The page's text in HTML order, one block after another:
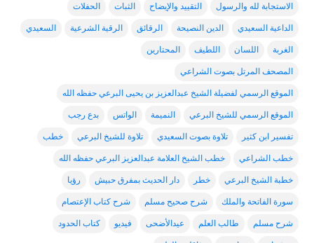
الاستجابة لله والرسول التقييد والإيضاح الثبات الحفلات
الداعية السعيدي الدين النصيحة الرقائق الرقية الشرعية السعيدي
الغربة اللسان اللطيف المحتارين
المصحف المرتل بصوت الشراعي
الموقع الرسمي لفضيلة الشيخ عبدالعزيز بن يحيى البرعي حفظه الله
الموقع الرسمي للشيخ البرعي النميمة الواتس بدع رجب
تفسير ابن كثير تلاوة بصوت السعيدي تلاوة للشيخ البرعي خطب
خطب الشراعي خطب الشيخ العلامة عبدالعزيز البرعي حفظه الله
خطبة الشيخ البرعي خطر دار الحديث بمفرق حبيش رؤيا
سورة الفاتحة والملك شرح صحيح مسلم شرح كتاب الإعتصام
شرح مسلم طالب العلم عيدالأضحى فيديو كتاب الحدود